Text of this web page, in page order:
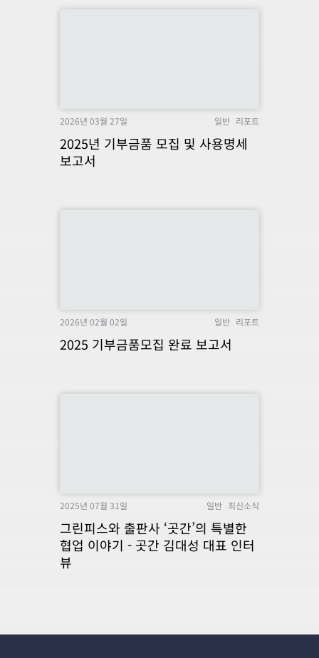
2026년 03월 27일 일반 리포트
2025년 기부금품 모집 및 사용명세
보고서
2026년 02월 02일 일반 리포트
2025 기부금품모집 완료 보고서
2025년 07월 31일 일반 최신소식
그린피스와 출판사 ‘곳간’의 특별한
협업 이야기 - 곳간 김대성 대표 인터
뷰